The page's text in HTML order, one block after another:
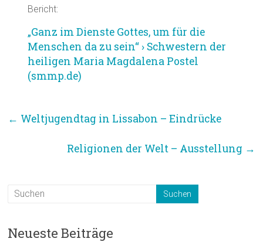
Bericht:
„Ganz im Dienste Gottes, um für die
Menschen da zu sein“ › Schwestern der
heiligen Maria Magdalena Postel
(smmp.de)
← Weltjugendtag in Lissabon – Eindrücke
Religionen der Welt – Ausstellung →
Neueste Beiträge